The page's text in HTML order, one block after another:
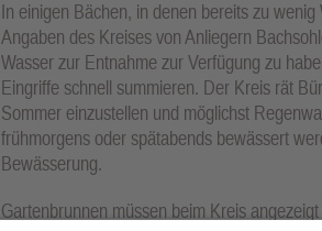
In einigen Bächen, in denen bereits zu
Angaben des Kreises von Anliegern
Wasser zur Entnahme zur Verfügung zu
Eingriffe schnell summieren. Der Kreis rät
Sommer einzustellen und möglichst
frühmorgens oder spätabends bewässert
Bewässerung.
Gartenbrunnen müssen beim Kreis